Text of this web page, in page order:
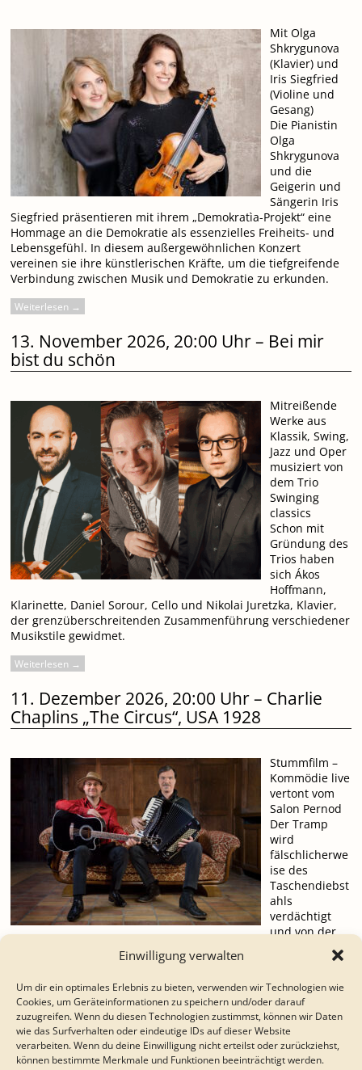
Einwilligung verwalten
Um dir ein optimales Erlebnis zu bieten, verwenden wir Technologien wie
Cookies, um Geräteinformationen zu speichern und/oder darauf
zuzugreifen. Wenn du diesen Technologien zustimmst, können wir Daten
wie das Surfverhalten oder eindeutige IDs auf dieser Website
verarbeiten. Wenn du deine Einwilligung nicht erteilst oder zurückziehst,
können bestimmte Merkmale und Funktionen beeinträchtigt werden.
Mit Olga
Shkrygunova
(Klavier) und
Iris Siegfried
(Violine und
Gesang)
Die Pianistin
Olga
Shkrygunova
und die
Geigerin und
Sängerin Iris
Siegfried präsentieren mit ihrem „Demokratìa-Projekt“ eine
Hommage an die Demokratie als essenzielles Freiheits- und
Lebensgefühl. In diesem außergewöhnlichen Konzert
vereinen sie ihre künstlerischen Kräfte, um die tiefgreifende
Verbindung zwischen Musik und Demokratie zu erkunden.
Weiterlesen →
13. November 2026, 20:00 Uhr – Bei mir
bist du schön
Mitreißende
Werke aus
Klassik, Swing,
Jazz und Oper
musiziert von
dem Trio
Swinging
classics
Schon mit
Gründung des
Trios haben
sich Ákos
Hoffmann,
Klarinette, Daniel Sorour, Cello und Nikolai Juretzka, Klavier,
der grenzüberschreitenden Zusammenführung verschiedener
Musikstile gewidmet.
Weiterlesen →
11. Dezember 2026, 20:00 Uhr – Charlie
Chaplins „The Circus“, USA 1928
Stummfilm –
Kommödie live
vertont vom
Salon Pernod
Der Tramp
wird
fälschlicherwe
ise des
Taschendiebst
ahls
verdächtigt
und von der
Polizei gejagt. Auf der Flucht platzt er in eine Zirkusvorstellung
und bringt das Publikum unfreiwillig zum Lachen …
Weiterlesen →
Kartenverkauf beginnt am 1. Februar 2026